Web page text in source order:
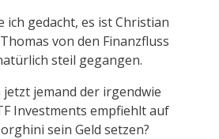
ich gedacht, es ist Christian
von den Finanzfluss
steil gegangen.
jetzt jemand der irgendwie
Investments empfiehlt auf
sein Geld setzen?